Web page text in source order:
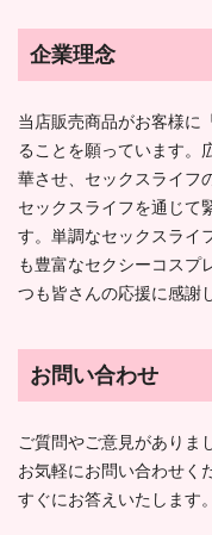
企業理念
当店販売商品がお客様に
ることを願っています。
華させ、セックスライフ
セックスライフを通じて
す。単調なセックスライ
も豊富なセクシーコスプ
つも皆さんの応援に感謝
お問い合わせ
ご質問やご意見がありま
お気軽にお問い合わせく
すぐにお答えいたします。